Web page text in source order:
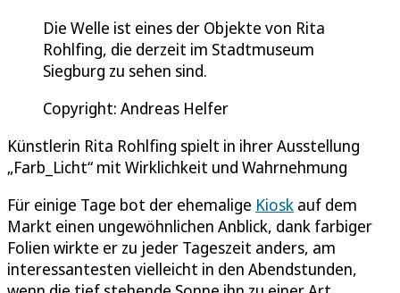
Die Welle ist eines der Objekte von Rita
Rohlfing, die derzeit im Stadtmuseum
Siegburg zu sehen sind.
Copyright: Andreas Helfer
Künstlerin Rita Rohlfing spielt in ihrer Ausstellung
„Farb_Licht“ mit Wirklichkeit und Wahrnehmung
Für einige Tage bot der ehemalige Kiosk auf dem
Markt einen ungewöhnlichen Anblick, dank farbiger
Folien wirkte er zu jeder Tageszeit anders, am
interessantesten vielleicht in den Abendstunden,